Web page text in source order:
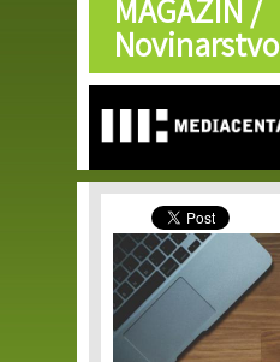
Skip to
main
content
MAGAZIN /
Novinarstvo